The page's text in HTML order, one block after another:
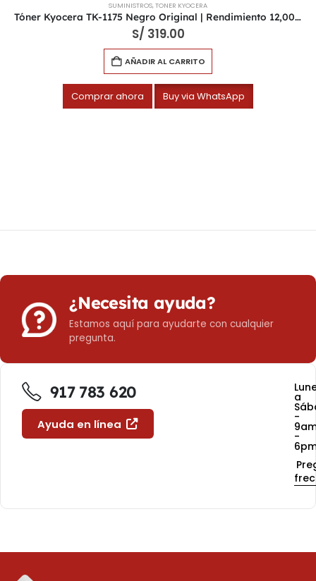
SUMINISTROS,TONER KYOCERA
Tóner Kyocera TK-1175 Negro Original | Rendimiento 12,000 Páginas
S/ 319.00
AÑADIR AL CARRITO
Comprar ahora Buy via WhatsApp
¿Necesita ayuda?
Estamos aquí para ayudarte con cualquier
pregunta.
917 783 620
Ayuda en línea
a
-
-